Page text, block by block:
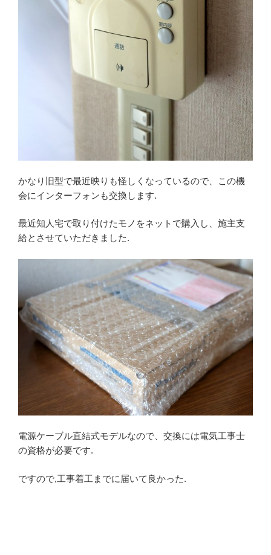
かなり旧型で最近映りも怪しくなっているので、この機
会にインターフォンも交換します.
最近知人宅で取り付けたモノをネットで購入し、施主支
給とさせていただきました.
電源ケーブル直結式モデルなので、交換には電気工事士
の資格が必要です.
ですので,工事着工までに届いて良かった.